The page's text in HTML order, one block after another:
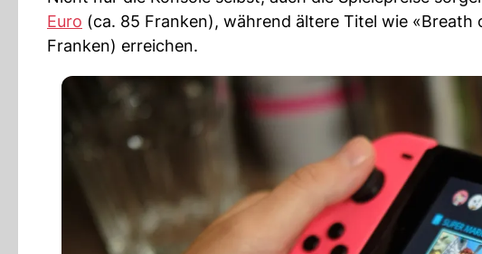
Euro (ca. 85 Franken), während ältere Titel wie
Franken) erreichen.